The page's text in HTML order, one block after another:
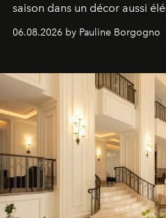
saison dans un décor aussi
06.08.2026 by Pauline Borgogno